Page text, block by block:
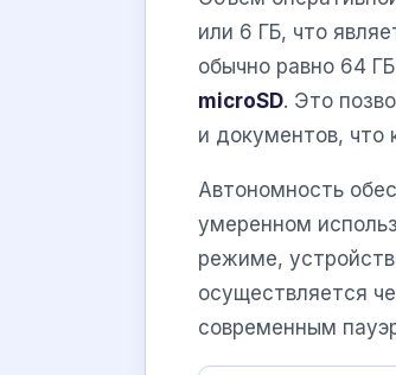
или 6 ГБ, что
обычно равно 64
microSD. Это
и документов, что
Автономность
умеренном
режиме,
осуществляется
современным